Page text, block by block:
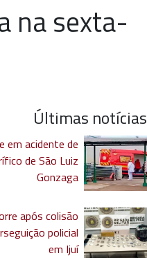
na sexta-
Últimas notícias
em acidente de
de São Luiz
Gonzaga
após colisão
policial
em Ijuí